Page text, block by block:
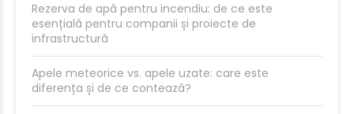
Rezerva de apă pentru incendiu: de ce este
esențială pentru companii și proiecte de
infrastructură
Apele meteorice vs. apele uzate: care este
diferența și de ce contează?